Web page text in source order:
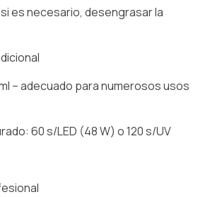
es necesario, desengrasar la
– adecuado para numerosos usos
60 s/LED (48 W) o 120 s/UV